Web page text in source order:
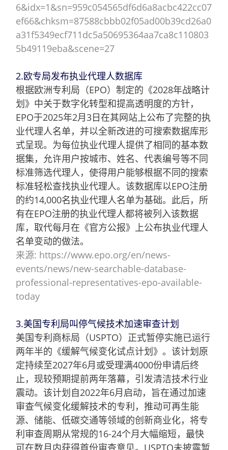
6&idx=1&sn=959c054565df6d6a8acbc422cc07
ef66&chksm=87588cbbb02f05ad00b39cd26a0
a31f5349ecf711dc5a50695364aa7ca8c110803
5b49119eba&scene=27
2.欧专局发布执业代理人数据库
根据欧洲专利局（EPO）制定的《2028年战略计
划》中关于数字化转型和提高透明度的方针，
EPO于2025年2月3日在其网站上公布了完整的执
业代理人名单，并以全新改进的可搜索数据库形
式呈现。为每位执业代理人提供了相同的基本数
据集，允许用户按城市、姓名、代表编号等不同
标准筛选代理人，使得用户能够根据不同的搜索
标准轻松查找执业代理人。该数据库以EPO注册
的约14,000名执业代理人名单为基础。此后，所
有在EPO注册的执业代理人都将被列入该数据
库，取代每月在《官方公报》上公布执业代理人
名单变动的做法。
来源: https://www.epo.org/en/news-
events/news/new-searchable-database-
professional-representatives-epo-available-
today
3.美国专利局叫停气候技术加速审查计划
美国专利商标局（USPTO）正式暂停实施已运行
两年半的《缓解气候变化试点计划》。该计划原
定持续至2027年6月或受理满4000份申请后终
止，现较预期提前两年落幕，引发清洁技术行业
震动。该计划自2022年6月启动，旨在通过加速
审查气候变化缓解技术的专利，推动可再生能
源、储能、低碳交通等领域的创新商业化，将专
利审查周期从常规的16-24个月大幅缩短，最快
可在数月内获得首份审查意见。USPTO未披露暂